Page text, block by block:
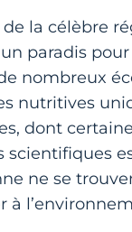
la célèbre
paradis
nombreux
nutritives
dont
scientifiques
ne se
à